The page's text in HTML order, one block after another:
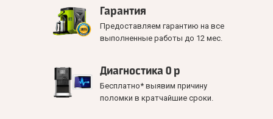
Гарантия
Предоставляем гарантию на все
выполненные работы до 12 мес.
Диагностика 0 р
Бесплатно* выявим причину
поломки в кратчайшие сроки.